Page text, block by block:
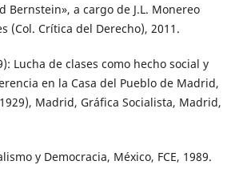
Bernstein», a cargo de J.L. Monereo
(Col. Crítica del Derecho), 2011.
Lucha de clases como hecho social y
en la Casa del Pueblo de Madrid,
Madrid, Gráfica Socialista, Madrid,
y Democracia, México, FCE, 1989.